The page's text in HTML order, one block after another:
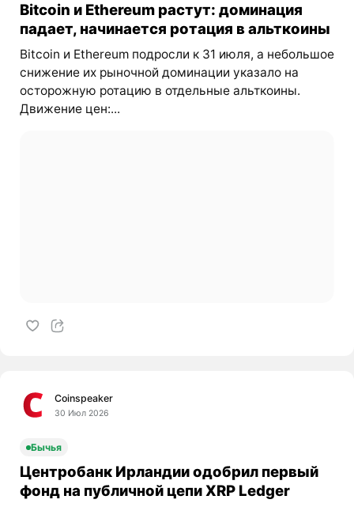
Bitcoin и Ethereum растут: доминация
падает, начинается ротация в альткоины
Bitcoin и Ethereum подросли к 31 июля, а небольшое
снижение их рыночной доминации указало на
осторожную ротацию в отдельные альткоины.
Движение цен:...
Coinspeaker
30 Июл 2026
Бычья
Центробанк Ирландии одобрил первый
фонд на публичной цепи XRP Ledger